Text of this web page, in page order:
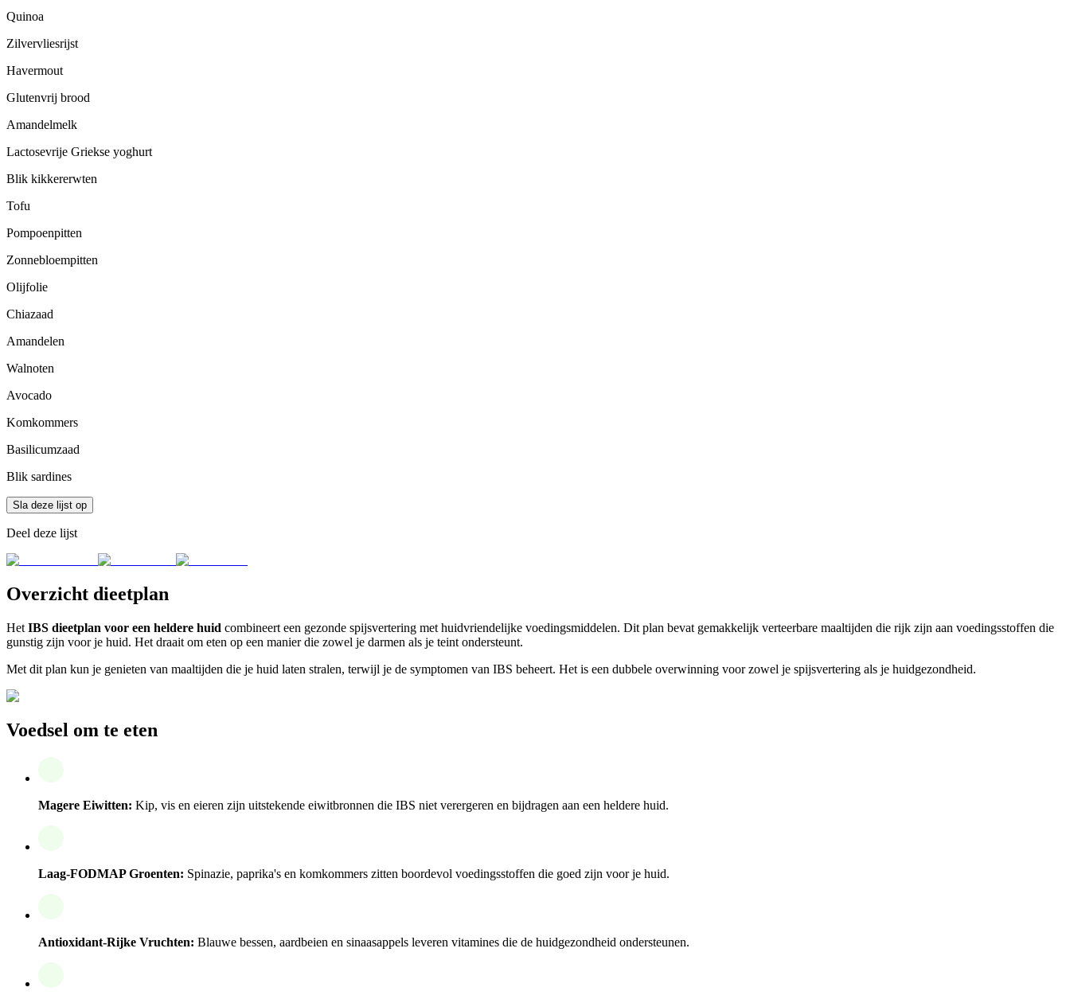
Quinoa
Zilvervliesrijst
Havermout
Glutenvrij brood
Amandelmelk
Lactosevrije Griekse yoghurt
Blik kikkererwten
Tofu
Pompoenpitten
Zonnebloempitten
Olijfolie
Chiazaad
Amandelen
Walnoten
Avocado
Komkommers
Basilicumzaad
Blik sardines
Sla deze lijst op
Deel deze lijst
Overzicht dieetplan
Het IBS dieetplan voor een heldere huid combineert een gezonde spijsvertering met huidvriendelijke voedingsmiddelen. Dit plan bevat gemakkelijk verteerbare maaltijden die rijk zijn aan voedingsstoffen die
gunstig zijn voor je huid. Het draait om eten op een manier die zowel je darmen als je teint ondersteunt.
Met dit plan kun je genieten van maaltijden die je huid laten stralen, terwijl je de symptomen van IBS beheert. Het is een dubbele overwinning voor zowel je spijsvertering als je huidgezondheid.
Voedsel om te eten
Magere Eiwitten: Kip, vis en eieren zijn uitstekende eiwitbronnen die IBS niet verergeren en bijdragen aan een heldere huid.
Laag-FODMAP Groenten: Spinazie, paprika's en komkommers zitten boordevol voedingsstoffen die goed zijn voor je huid.
Antioxidant-Rijke Vruchten: Blauwe bessen, aardbeien en sinaasappels leveren vitamines die de huidgezondheid ondersteunen.